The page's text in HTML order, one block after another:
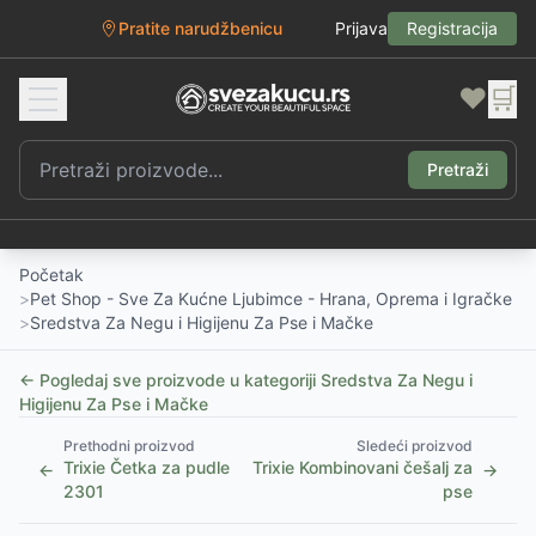
Pratite narudžbenicu Prijava Registracija
❤️ 🛒
Pretraži
Početak
>Pet Shop - Sve Za Kućne Ljubimce - Hrana, Oprema i Igračke
>Sredstva Za Negu i Higijenu Za Pse i Mačke
← Pogledaj sve proizvode u kategoriji Sredstva Za Negu i
Higijenu Za Pse i Mačke
←
Prethodni proizvod
Trixie Četka za pudle
2301
Sledeći proizvod
Trixie Kombinovani češalj za
pse
→